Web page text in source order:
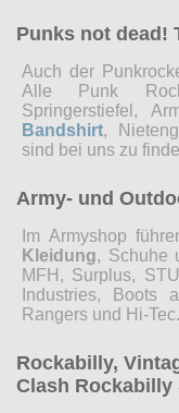
Punks not dead!
Auch der
Alle Punk
Springerstiefel,
Bandshirt,
sind bei uns zu
Army- und
Im Armyshop
Kleidung, Schuhe
MFH, Surplus,
Industries, Boots
Rangers und Hi-Tec.
Rockabilly,
Clash Rockabilly